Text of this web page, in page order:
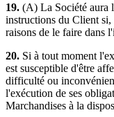
19. (A) La Société aura
instructions du Client
raisons de le faire dans
20. Si à tout moment
est susceptible d'être
difficulté ou
l'exécution de ses
Marchandises à la